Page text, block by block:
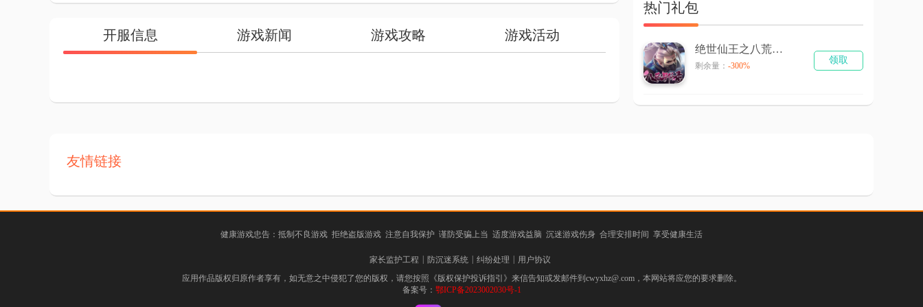
开服信息 游戏新闻 游戏攻略 游戏活动
热门礼包
绝世仙王之八荒寻仙录
剩余量： -300%
领取
友情链接
健康游戏忠告：抵制不良游戏 拒绝盗版游戏 注意自我保护 谨防受骗上当 适度游戏益脑 沉迷游戏伤身 合理安排时间 享受健康生活
家长监护工程 防沉迷系统 纠纷处理
用户协议
应用作品版权归原作者享有，如无意之中侵犯了您的版权，请您按照《版权保护投诉指引》来信告知或发邮件到cwyxhz@.com，本网站将应您的要求删除。
备案号： 鄂ICP备2023002030号-1